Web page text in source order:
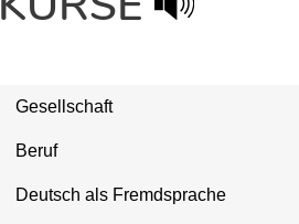
Gesellschaft
Beruf
Deutsch als Fremdsprache